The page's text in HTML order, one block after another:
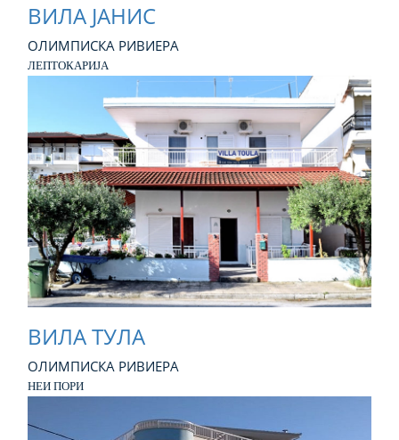
ВИЛА ЈАНИС
ОЛИМПИСКА РИВИЕРА
ЛЕПТОКАРИЈА
ВИЛА ТУЛА
ОЛИМПИСКА РИВИЕРА
НЕИ ПОРИ